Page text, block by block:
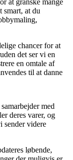
smart, at du
chancer for at
det ser vi en
en omtale af
til at danne
med
deres varer, og
sender videre
løbende,